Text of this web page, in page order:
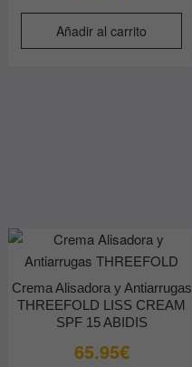
Añadir al carrito
Crema Alisadora y Antiarrugas
THREEFOLD LISS CREAM
SPF 15 ABIDIS
65.95€